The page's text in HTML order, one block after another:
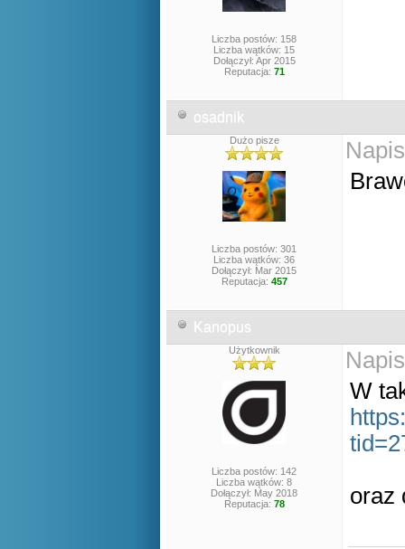
Liczba postów: 158
Liczba wątków: 15
Dołączył: Apr 2015
Reputacja: 71
osadnik
Dużo pisze
Liczba postów: 301
Liczba wątków: 36
Dołączył: Mar 2015
Reputacja: 457
Kanopus
Użytkownik
Liczba postów: 142
Liczba wątków: 8
Dołączył: May 2018
Reputacja: 78
W
oraz